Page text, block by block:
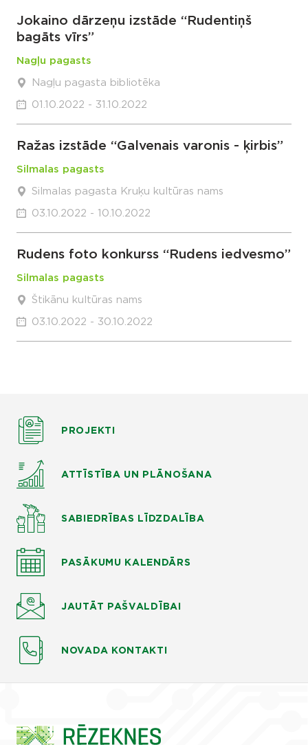
Jokaino dārzeņu izstāde “Rudentiņš
bagāts vīrs”
Nagļu pagasts
Nagļu pagasta bibliotēka
01.10.2022 - 31.10.2022
Ražas izstāde “Galvenais varonis - ķirbis”
Silmalas pagasts
Silmalas pagasta Kruķu kultūras nams
03.10.2022 - 10.10.2022
Rudens foto konkurss “Rudens iedvesmo”
Silmalas pagasts
Štikānu kultūras nams
03.10.2022 - 30.10.2022
PROJEKTI
ATTĪSTĪBA UN PLĀNOŠANA
SABIEDRĪBAS LĪDZDALĪBA
PASĀKUMU KALENDĀRS
JAUTĀT PAŠVALDĪBAI
NOVADA KONTAKTI